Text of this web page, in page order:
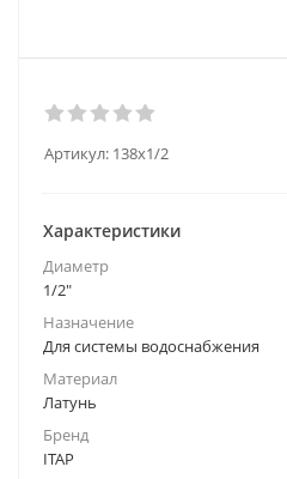
Артикул: 138х1/2
Характеристики
Диаметр
1/2"
Назначение
Для системы водоснабжения
Материал
Латунь
Бренд
ITAP